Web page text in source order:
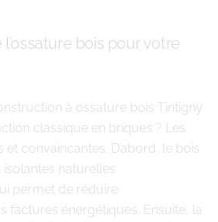
bois pour votre
à ossature bois Tintigny
classique en briques ? Les
convaincantes. D’abord, le bois
naturelles
permet de réduire
factures énergétiques. Ensuite, la